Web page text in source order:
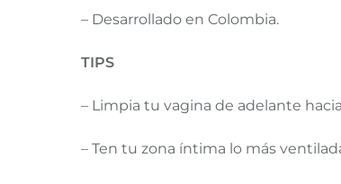
– Desarrollado en Colombia.
TIPS
– Limpia tu vagina de adelante
– Ten tu zona íntima lo más